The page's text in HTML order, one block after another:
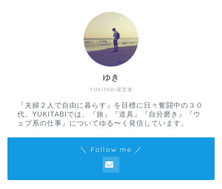
YUKITABI運営者
ゆき
『夫婦２人で自由に暮らす』を目標に日々奮闘中の３０
代。YUKITABIでは、『旅』『道具』『自分磨き』『ウ
ェブ系の仕事』についてゆる〜く発信しています。
＼ Follow me ／